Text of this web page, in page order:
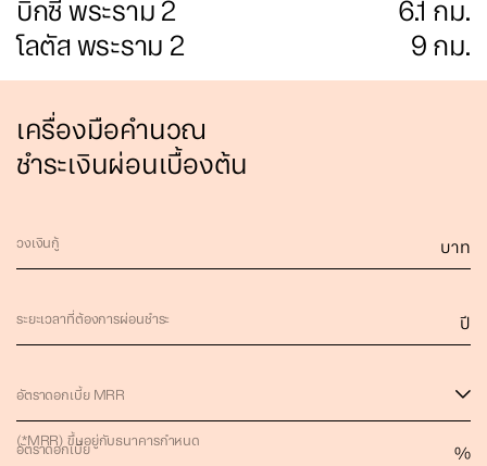
บิ้กซี พระราม 2
6.1 กม.
โลตัส พระราม 2
9 กม.
เครื่องมือคำนวณ
ชำระเงินผ่อนเบื้องต้น
วงเงินกู้ บาท
ระยะเวลาที่ต้องการผ่อนชำระ ปี
อัตราดอกเบี้ย MRR
(*MRR) ขึ้นอยู่กับธนาคารกำหนด
อัตราดอกเบี้ย %